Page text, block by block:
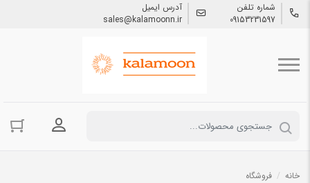
شماره تلفن
09153231597
آدرس ایمیل
sales@kalamoonn.ir
ورود به
خانه / فروشگاه